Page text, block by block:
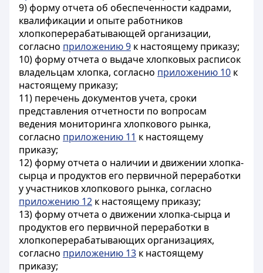
9) форму отчета об обеспеченности кадрами,
квалификации и опыте работников
хлопкоперерабатывающей организации,
согласно приложению 9 к настоящему приказу;
10) форму отчета о выдаче хлопковых расписок
владельцам хлопка, согласно приложению 10 к
настоящему приказу;
11) перечень документов учета, сроки
представления отчетности по вопросам
ведения мониторинга хлопкового рынка,
согласно приложению 11 к настоящему
приказу;
12) форму отчета о наличии и движении хлопка-
сырца и продуктов его первичной переработки
у участников хлопкового рынка, согласно
приложению 12 к настоящему приказу;
13) форму отчета о движении хлопка-сырца и
продуктов его первичной переработки в
хлопкоперерабатывающих организациях,
согласно приложению 13 к настоящему
приказу;